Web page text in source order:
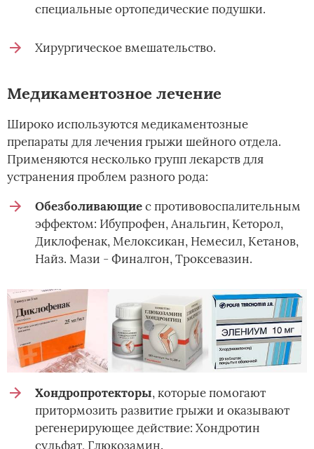
специальные ортопедические подушки.
Хирургическое вмешательство.
Медикаментозное лечение
Широко используются медикаментозные
препараты для лечения грыжи шейного отдела.
Применяются несколько групп лекарств для
устранения проблем разного рода:
Обезболивающиес противовоспалительным
эффектом: Ибупрофен, Анальгин, Кеторол,
Диклофенак, Мелоксикан, Немесил, Кетанов,
Найз. Мази - Финалгон, Троксевазин.
Хондропротекторы, которые помогают
притормозить развитие грыжи и оказывают
регенерирующее действие: Хондротин
сульфат, Глюкозамин.